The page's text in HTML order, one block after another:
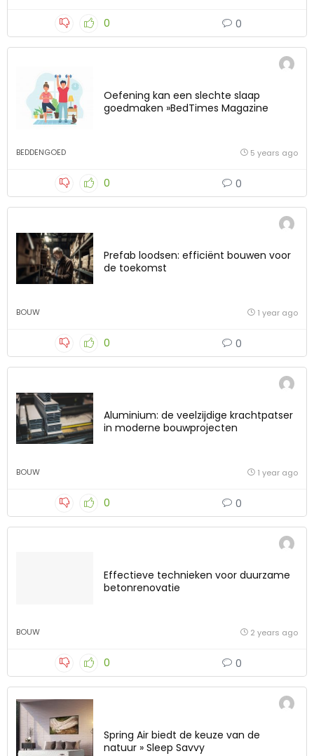
0 0
Oefening kan een slechte slaap
goedmaken »BedTimes Magazine
BEDDENGOED 5 years ago
0 0
Prefab loodsen: efficiënt bouwen voor
de toekomst
BOUW 1 year ago
0 0
Aluminium: de veelzijdige krachtpatser
in moderne bouwprojecten
BOUW 1 year ago
0 0
Effectieve technieken voor duurzame
betonrenovatie
BOUW 2 years ago
0 0
Spring Air biedt de keuze van de
natuur » Sleep Savvy